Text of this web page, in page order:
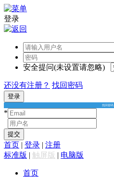
登录
安全提问(未设置请忽略)
还没有注册？ 找回密码
登录
找回密码
*
提交
首页 | 登录 | 注册
标准版 | 触屏版 | 电脑版
首页